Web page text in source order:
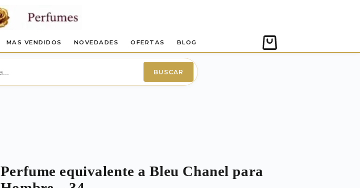
MAS VENDIDOS NOVEDADES OFERTAS BLOG
Carro
de
BUSCAR
Perfume equivalente a Bleu Chanel para